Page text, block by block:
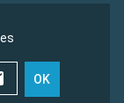
OK